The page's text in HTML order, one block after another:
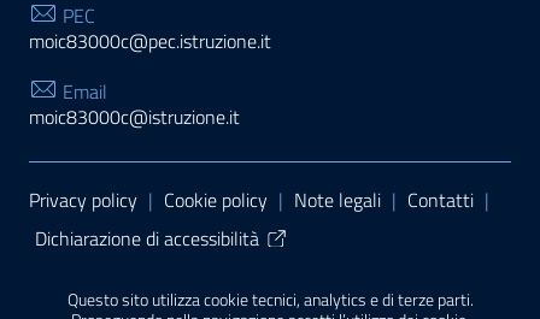
Questo sito utilizza cookie tecnici, analytics e di terze parti.
PEC
moic83000c@pec.istruzione.it
Email
moic83000c@istruzione.it
Sezione Link Utili
Privacy policy | Cookie policy | Note legali | Contatti |
Dichiarazione di accessibilità